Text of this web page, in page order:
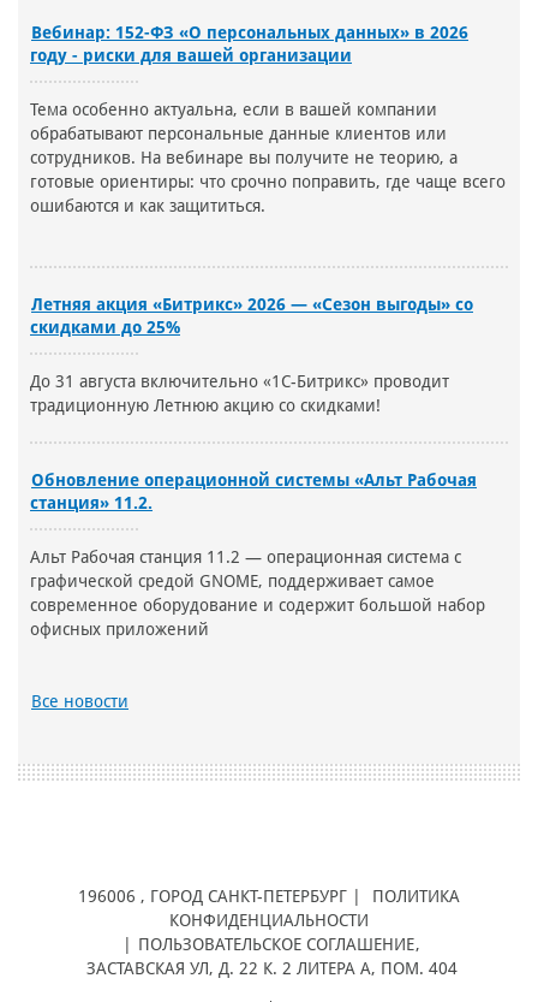
Вебинар: 152-ФЗ «О персональных данных» в 2026
году - риски для вашей организации
Тема особенно актуальна, если в вашей компании
обрабатывают персональные данные клиентов или
сотрудников. На вебинаре вы получите не теорию, а
готовые ориентиры: что срочно поправить, где чаще всего
ошибаются и как защититься.
Летняя акция «Битрикс» 2026 — «Сезон выгоды» со
скидками до 25%
До 31 августа включительно «1С-Битрикс» проводит
традиционную Летнюю акцию со скидками!
Обновление операционной системы «Альт Рабочая
станция» 11.2.
Альт Рабочая станция 11.2 — операционная система с
графической средой GNOME, поддерживает самое
современное оборудование и содержит большой набор
офисных приложений
Все новости
196006 , ГОРОД САНКТ-ПЕТЕРБУРГ |
ПОЛИТИКА
КОНФИДЕНЦИАЛЬНОСТИ
ПОЛЬЗОВАТЕЛЬСКОЕ СОГЛАШЕНИЕ,
ЗАСТАВСКАЯ УЛ, Д. 22 К. 2 ЛИТЕРА А, ПОМ. 404